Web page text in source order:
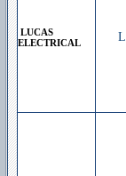
LUCAS
ELECTRICAL